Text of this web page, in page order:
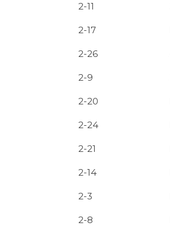
2-11
2-17
2-26
2-9
2-20
2-24
2-21
2-14
2-3
2-8